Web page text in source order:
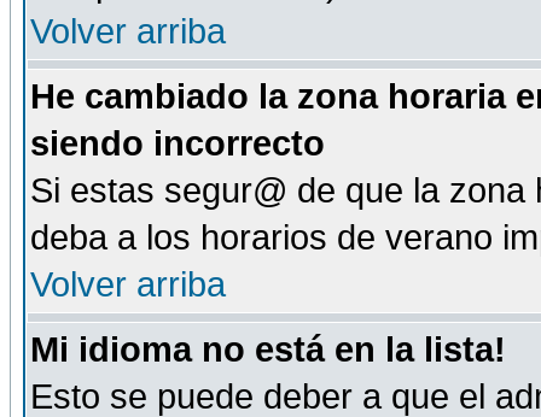
Volver arriba
He cambiado la zona horaria
siendo incorrecto
Si estas segur@ de que la
deba a los horarios de verano
Volver arriba
Mi idioma no está en la lista!
Esto se puede deber a que el